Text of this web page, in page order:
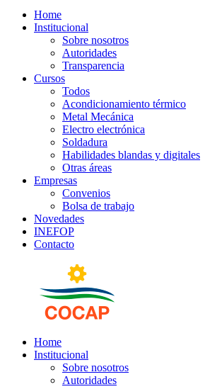
Home
Institucional
Sobre nosotros
Autoridades
Transparencia
Cursos
Todos
Acondicionamiento térmico
Metal Mecánica
Electro electrónica
Soldadura
Habilidades blandas y digitales
Otras áreas
Empresas
Convenios
Bolsa de trabajo
Novedades
INEFOP
Contacto
Home
Institucional
Sobre nosotros
Autoridades